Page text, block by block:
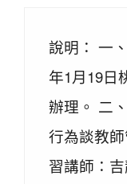
說明： 一
年1月19日
辦理。 二
行為談教
習講師：